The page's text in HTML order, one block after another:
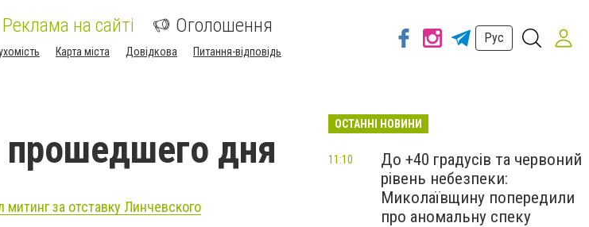
Реклама на сайті Оголошення
Карта міста Довідкова Питання-відповідь
Рус
прошедшего дня
за отставку Линчевского
ОСТАННІ НОВИНИ
До +40 градусів та червоний
рівень небезпеки:
Миколаївщину попередили
про аномальну спеку
11:10